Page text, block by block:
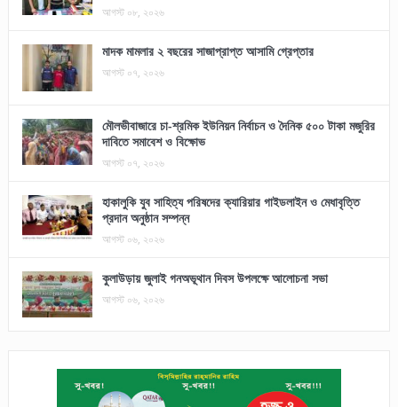
আগস্ট ০৮, ২০২৬
মাদক মামলার ২ বছরের সাজাপ্রাপ্ত আসামি গ্রেপ্তার
আগস্ট ০৭, ২০২৬
মৌলভীবাজারে চা-শ্রমিক ইউনিয়ন নির্বাচন ও দৈনিক ৫০০ টাকা মজুরির
দাবিতে সমাবেশ ও বিক্ষোভ
আগস্ট ০৭, ২০২৬
হাকালুকি যুব সাহিত্য পরিষদের ক্যারিয়ার গাইডলাইন ও মেধাবৃত্তি
প্রদান অনুষ্ঠান সম্পন্ন
আগস্ট ০৬, ২০২৬
কুলাউড়ায় জুলাই গনঅভূথান দিবস উপলক্ষে আলোচনা সভা
আগস্ট ০৬, ২০২৬